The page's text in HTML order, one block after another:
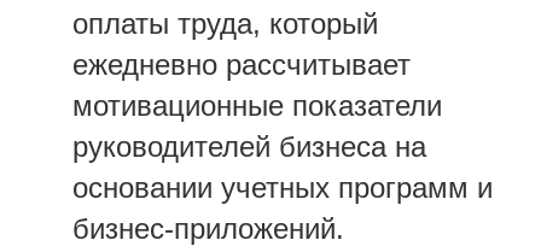
оплаты труда, который
ежедневно рассчитывает
мотивационные показатели
руководителей бизнеса на
основании учетных программ и
бизнес-приложений.